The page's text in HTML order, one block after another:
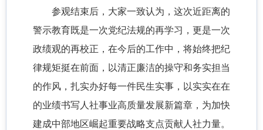
参观结束后，大家一致认为，这次近距离的
警示教育既是一次党纪法规的再学习，更是一次
政绩观的再校正，在今后的工作中，将始终把纪
律规矩挺在前面，以清正廉洁的操守和务实担当
的作风，扎实办好每一件民生实事，以实实在在
的业绩书写人社事业高质量发展新篇章，为加快
建成中部地区崛起重要战略支点贡献人社力量。